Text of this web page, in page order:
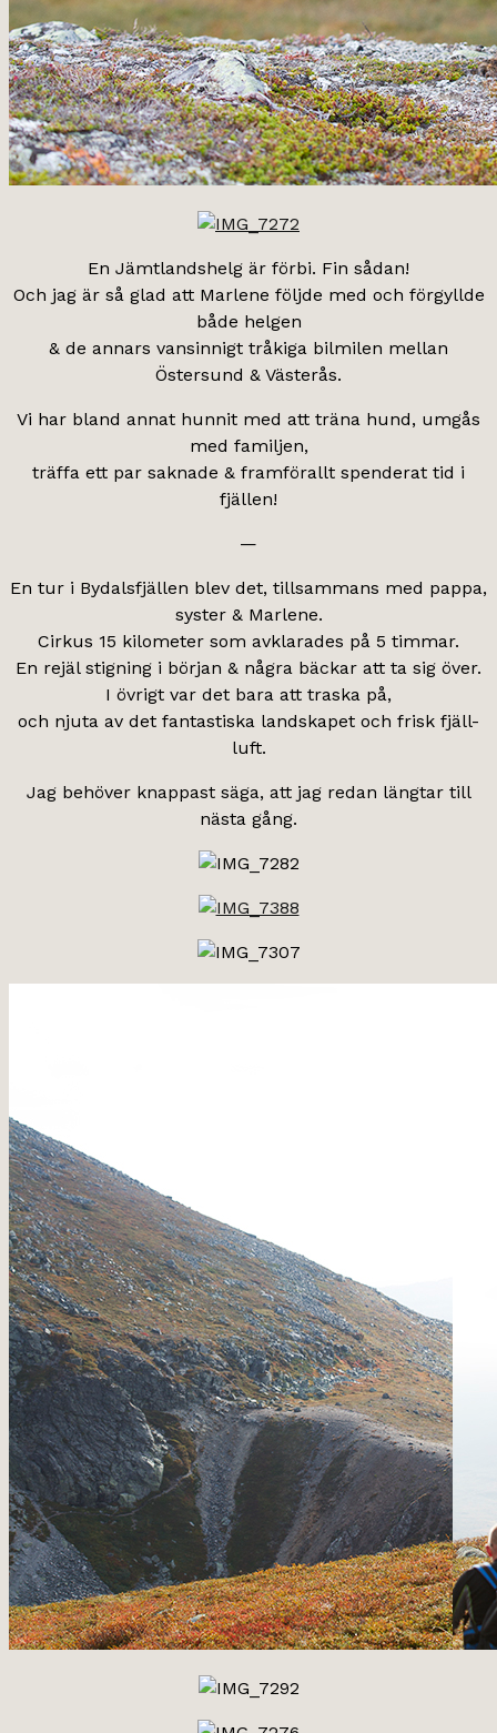
En Jämtlandshelg är förbi. Fin sådan!
Och jag är så glad att Marlene följde med och förgyllde
både helgen
& de annars vansinnigt tråkiga bilmilen mellan
Östersund & Västerås.
Vi har bland annat hunnit med att träna hund, umgås
med familjen,
träffa ett par saknade & framförallt spenderat tid i
fjällen!
—
En tur i Bydalsfjällen blev det, tillsammans med pappa,
syster & Marlene.
Cirkus 15 kilometer som avklarades på 5 timmar.
En rejäl stigning i början & några bäckar att ta sig över.
I övrigt var det bara att traska på,
och njuta av det fantastiska landskapet och frisk fjäll-
luft.
Jag behöver knappast säga, att jag redan längtar till
nästa gång.